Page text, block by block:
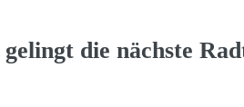
die nächste